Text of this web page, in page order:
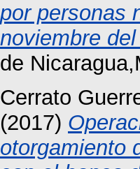
por personas
noviembre
de
Cerrato
(2017)
otorgamiento